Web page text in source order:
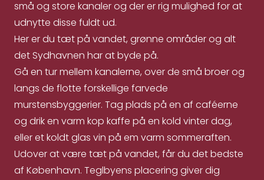
små og store kanaler og der er rig mulighed for at
udnytte disse fuldt ud.
Her er du tæt på vandet, grønne områder og alt
det Sydhavnen har at byde på.
Gå en tur mellem kanalerne, over de små broer og
langs de flotte forskellige farvede
murstensbyggerier. Tag plads på en af caféerne
og drik en varm kop kaffe på en kold vinter dag,
eller et koldt glas vin på em varm sommeraften.
Udover at være tæt på vandet, får du det bedste
af København. Teglbyens placering giver dig